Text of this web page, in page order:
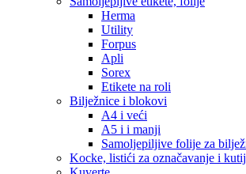
Herma
Utility
Forpus
Apli
Sorex
Etikete na roli
Bilježnice i blokovi
A4 i veći
A5 i i manji
Samoljepiljive folije za
Kocke, listići za označavanje i